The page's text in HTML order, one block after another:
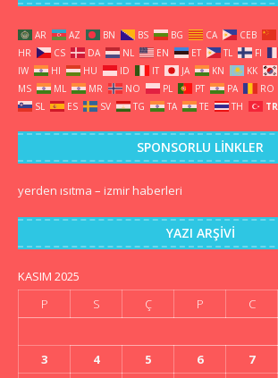
AR AZ BN BS BG CA CEB
HR
CS DA NL EN ET TL FI
IW
HI HU ID IT JA KN KK
MS
ML MR NO PL PT PA RO
SL
ES SV TG TA TE TH TR
SPONSORLU LINKLER
yerden ısıtma – izmir haberleri
YAZI ARŞIVI
KASIM 2025
P
S Ç P C
3
4 5 6 7